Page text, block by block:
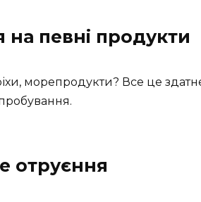
на певні продукти
морепродукти? Все це
отруєння